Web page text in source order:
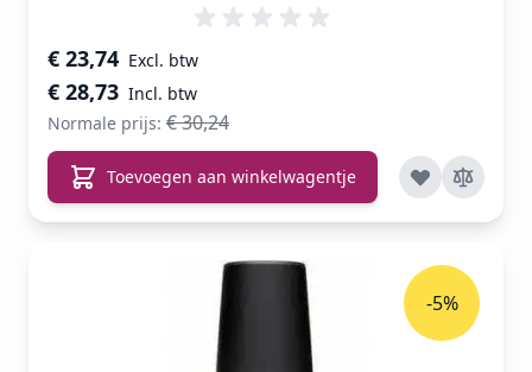
Speciale prijs
€ 28,73
€ 23,74
Normale prijs: € 30,24
Toevoegen aan winkelwagentje
-5%